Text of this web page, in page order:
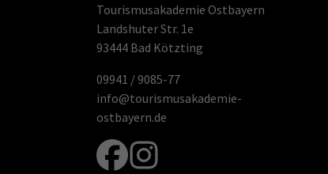
Tourismusakademie Ostbayern
Landshuter Str. 1e
93444 Bad Kötzting
09941 / 9085-77
info@tourismusakademie-
ostbayern.de